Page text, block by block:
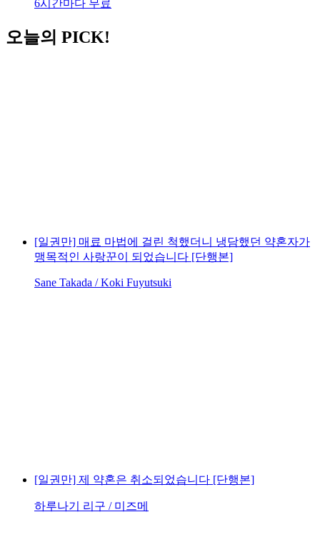
6시간마다 무료
오늘의 PICK!
[일권만] 매료 마법에 걸린 척했더니 냉담했던 약혼자가
맹목적인 사랑꾼이 되었습니다 [단행본]
Sane Takada / Koki Fuyutsuki
[일권만] 제 약혼은 취소되었습니다 [단행본]
하루나기 리구 / 미즈메